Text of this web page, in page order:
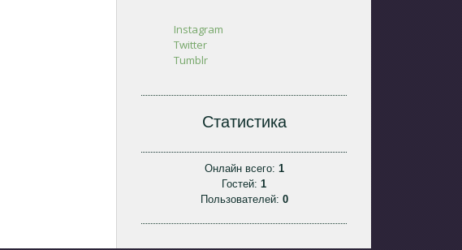
Instagram
Twitter
Tumblr
Статистика
Онлайн всего: 1
Гостей:1
Пользователей: 0